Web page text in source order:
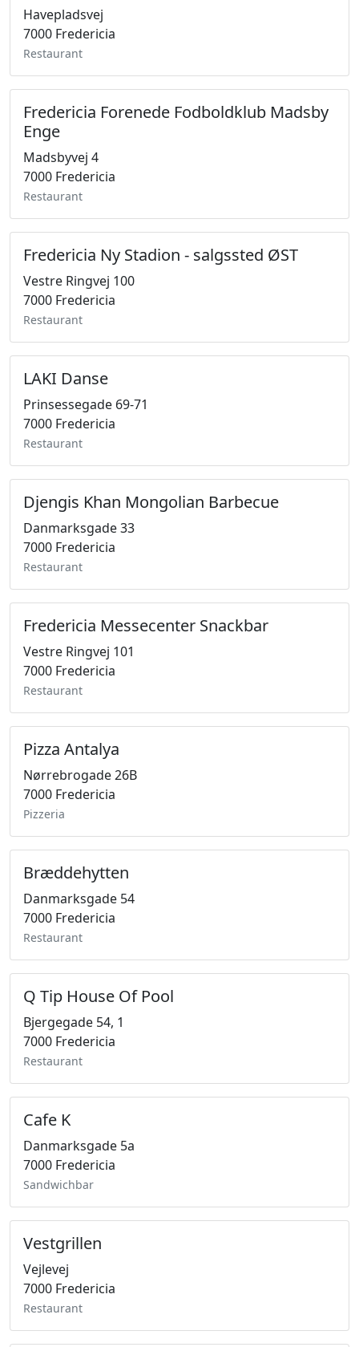
Havepladsvej
7000 Fredericia
Restaurant
Fredericia Forenede Fodboldklub Madsby
Enge
Madsbyvej 4
7000 Fredericia
Restaurant
Fredericia Ny Stadion - salgssted ØST
Vestre Ringvej 100
7000 Fredericia
Restaurant
LAKI Danse
Prinsessegade 69-71
7000 Fredericia
Restaurant
Djengis Khan Mongolian Barbecue
Danmarksgade 33
7000 Fredericia
Restaurant
Fredericia Messecenter Snackbar
Vestre Ringvej 101
7000 Fredericia
Restaurant
Pizza Antalya
Nørrebrogade 26B
7000 Fredericia
Pizzeria
Bræddehytten
Danmarksgade 54
7000 Fredericia
Restaurant
Q Tip House Of Pool
Bjergegade 54, 1
7000 Fredericia
Restaurant
Cafe K
Danmarksgade 5a
7000 Fredericia
Sandwichbar
Vestgrillen
Vejlevej
7000 Fredericia
Restaurant